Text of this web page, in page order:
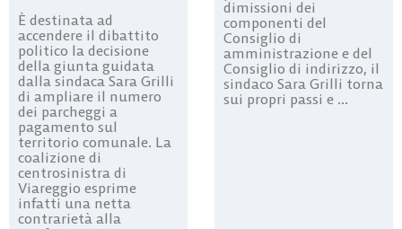
È destinata ad
accendere il dibattito
politico la decisione
della giunta guidata
dalla sindaca Sara Grilli
di ampliare il numero
dei parcheggi a
pagamento sul
territorio comunale. La
coalizione di
centrosinistra di
Viareggio esprime
infatti una netta
contrarietà alla
dimissioni dei
componenti del
Consiglio di
amministrazione e del
Consiglio di indirizzo, il
sindaco Sara Grilli torna
sui propri passi e ...